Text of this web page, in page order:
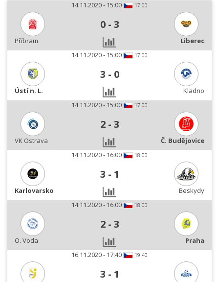
14.11.2020 - 15:00 17:00
0 - 3
Příbram
Liberec
14.11.2020 - 15:00
17:00
3 - 0
Ústí n. L.
Kladno
14.11.2020 - 15:00
17:00
2 - 3
VK Ostrava
Č. Budějovice
14.11.2020 - 16:00
18:00
3 - 1
Karlovarsko
Beskydy
14.11.2020 - 16:00
18:00
2 - 3
O. Voda
Praha
16.11.2020 - 17:40
19:40
3 - 1